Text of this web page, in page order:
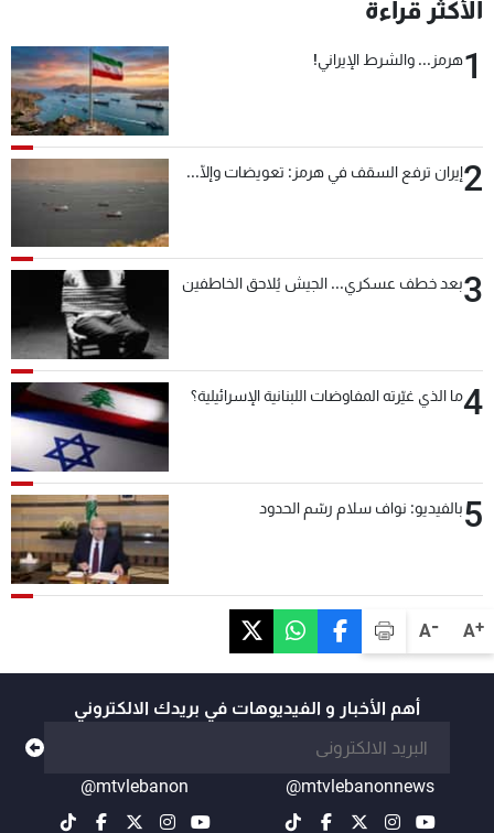
A+
A-
الأكثر قراءة
1هرمز... والشرط الإيراني!
2إيران ترفع السقف في هرمز: تعويضات وإلّا...
3بعد خطف عسكري... الجيش يُلاحق الخاطفين
4ما الذي غيّرته المفاوضات اللبنانية الإسرائيلية؟
5بالفيديو: نواف سلام رسّم الحدود
أهم الأخبار و الفيديوهات في بريدك الالكتروني
@mtvlebanonnews
@mtvlebanon